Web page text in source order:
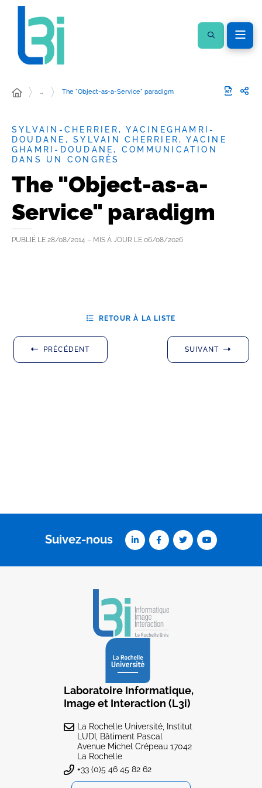
… The "Object-as-a-Service" paradigm
SYLVAIN-CHERRIER, YACINEGHAMRI-
DOUDANE, SYLVAIN CHERRIER, YACINE
GHAMRI-DOUDANE, COMMUNICATION
DANS UN CONGRÈS
The "Object-as-a-
Service" paradigm
PUBLIÉ LE 28/08/2014 – MIS À JOUR LE 06/08/2026
PRÉCÉDENT
RETOUR À LA LISTE
SUIVANT
Suivez-nous
Laboratoire Informatique,
Image et Interaction (L3i)
La Rochelle Université, Institut
LUDI, Bâtiment Pascal
Avenue Michel Crépeau 17042
La Rochelle
+33 (0)5 46 45 82 62